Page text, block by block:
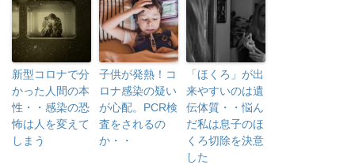
新型コロナで分
かった人間の本
性・・感染の恐
怖は人を変えて
しまう
子供が発熱！コ
ロナ感染の疑い
が心配。PCR検
査をされるの
か・・
「ほくろ」が出
来やすいのは遺
伝体質・・悩ん
だ私は息子のほ
くろ切除を決意
した